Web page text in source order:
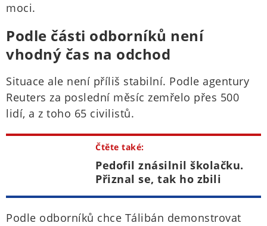
moci.
Podle části odborníků není
vhodný čas na odchod
Situace ale není příliš stabilní. Podle agentury
Reuters za poslední měsíc zemřelo přes 500
lidí, a z toho 65 civilistů.
Čtěte také:
Pedofil znásilnil školačku.
Přiznal se, tak ho zbili
Podle odborníků chce Tálibán demonstrovat